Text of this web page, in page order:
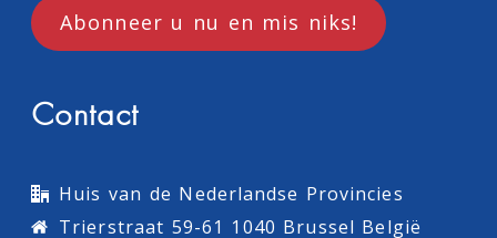
Abonneer u nu en mis niks!
Contact
Huis van de Nederlandse Provincies
Trierstraat 59-61 1040 Brussel België